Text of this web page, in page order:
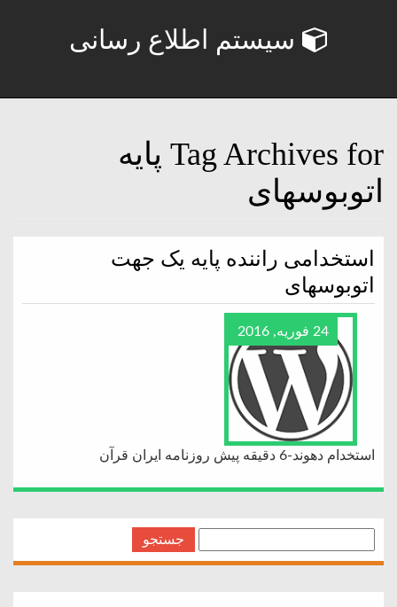
سیستم اطلاع رسانی
Tag Archives for پایه
اتوبوسهای
استخدامی راننده پایه یک جهت
اتوبوسهای
24 فوریه, 2016
استخدام دهوند-6 دقیقه پیش روزنامه ایران قرآن